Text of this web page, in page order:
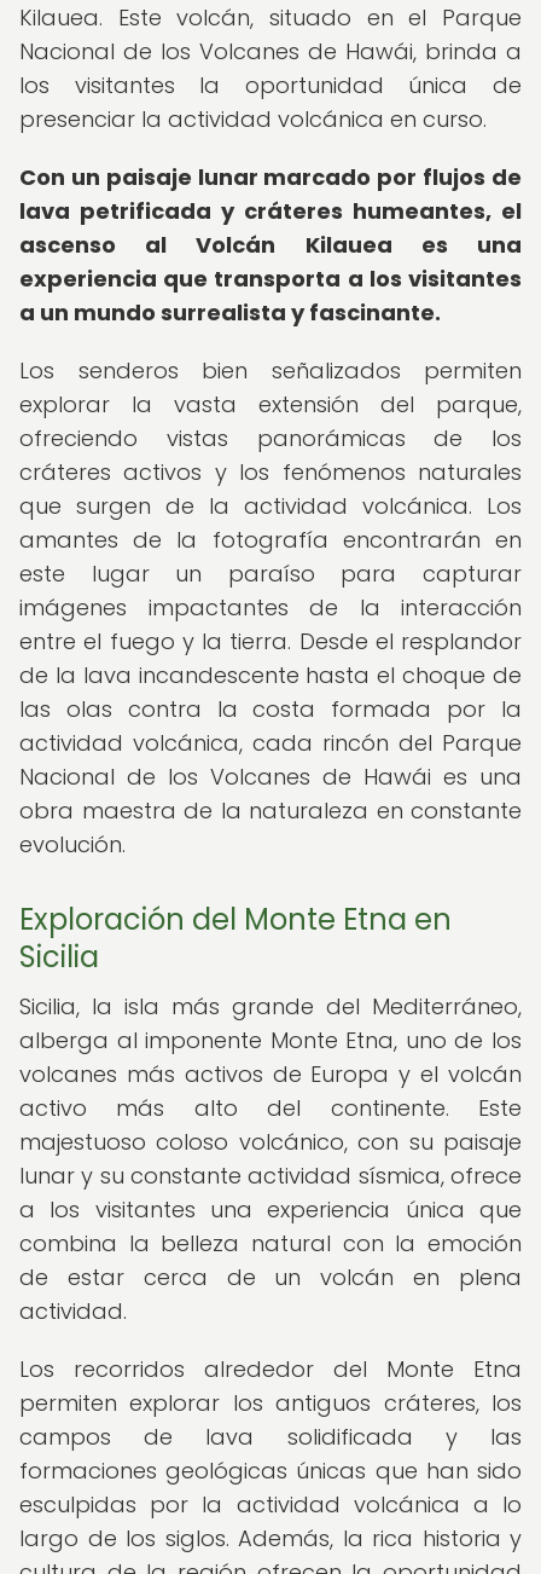
Kilauea. Este volcán, situado en el Parque
Nacional de los Volcanes de Hawái, brinda a
los visitantes la oportunidad única de
presenciar la actividad volcánica en curso.
Con un paisaje lunar marcado por flujos de
lava petrificada y cráteres humeantes, el
ascenso al Volcán Kilauea es una
experiencia que transporta a los visitantes
a un mundo surrealista y fascinante.
Los senderos bien señalizados permiten
explorar la vasta extensión del parque,
ofreciendo vistas panorámicas de los
cráteres activos y los fenómenos naturales
que surgen de la actividad volcánica. Los
amantes de la fotografía encontrarán en
este lugar un paraíso para capturar
imágenes impactantes de la interacción
entre el fuego y la tierra. Desde el resplandor
de la lava incandescente hasta el choque de
las olas contra la costa formada por la
actividad volcánica, cada rincón del Parque
Nacional de los Volcanes de Hawái es una
obra maestra de la naturaleza en constante
evolución.
Exploración del Monte Etna en
Sicilia
Sicilia, la isla más grande del Mediterráneo,
alberga al imponente Monte Etna, uno de los
volcanes más activos de Europa y el volcán
activo más alto del continente. Este
majestuoso coloso volcánico, con su paisaje
lunar y su constante actividad sísmica, ofrece
a los visitantes una experiencia única que
combina la belleza natural con la emoción
de estar cerca de un volcán en plena
actividad.
Los recorridos alrededor del Monte Etna
permiten explorar los antiguos cráteres, los
campos de lava solidificada y las
formaciones geológicas únicas que han sido
esculpidas por la actividad volcánica a lo
largo de los siglos. Además, la rica historia y